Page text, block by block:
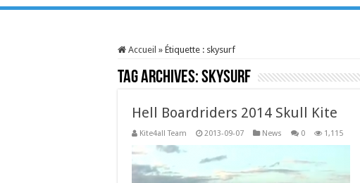
Accueil » Étiquette : skysurf
Tag Archives:skysurf
Hell Boardriders 2014 Skull Kite
Kite4all Team 2013-09-07 News 0 1,115